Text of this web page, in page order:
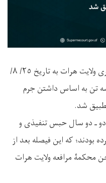
به اساس فيصلۀ محکمۀ ابتدائیۀ شهری ولایت هرات به تاريخ ٢٥/ ۸/
سه تن به اساس داشتن جرم
شد.
دو ـ دو سال حبس تنفیذی و
بودند؛ که اين فيصله بعد از
محکمۀ مرافعه ولایت هرات